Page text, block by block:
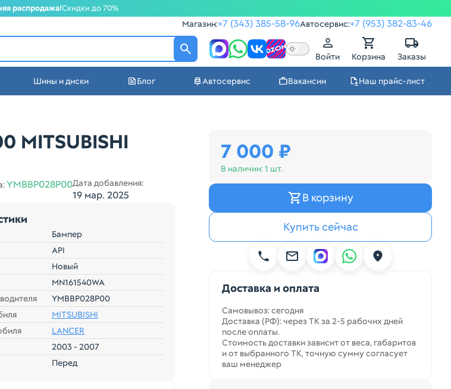
распродажа!Скидки до 70%
Магазин:+7 (343) 385-58-96Автосервис:+7 (953) 382-83-46
Войти Корзина Заказы
Шины и диски Блог Автосервис Вакансии Наш прайс-лист
MITSUBISHI
YMBBP028P00Дата добавления:
19 мар. 2025
Бампер
API
Новый
MN161540WA
YMBBP028P00
MITSUBISHI
LANCER
2003 - 2007
Перед
7 000 ₽
В наличии:1 шт.
В корзину
Купить сейчас
Доставка и оплата
Самовывоз: сегодня
Доставка (РФ): через ТК за 2-5 рабочих дней
после оплаты.
Стоимость доставки зависит от веса, габаритов
и от выбранного ТК, точную сумму согласует
ваш менеджер